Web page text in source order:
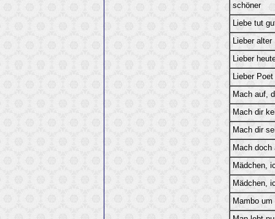
schöner
Liebe tut
Lieber alter
Lieber
Lieber Poet
Mach auf,
Mach dir
Mach dir
Mach doch
Mädchen,
Mädchen,
Mambo